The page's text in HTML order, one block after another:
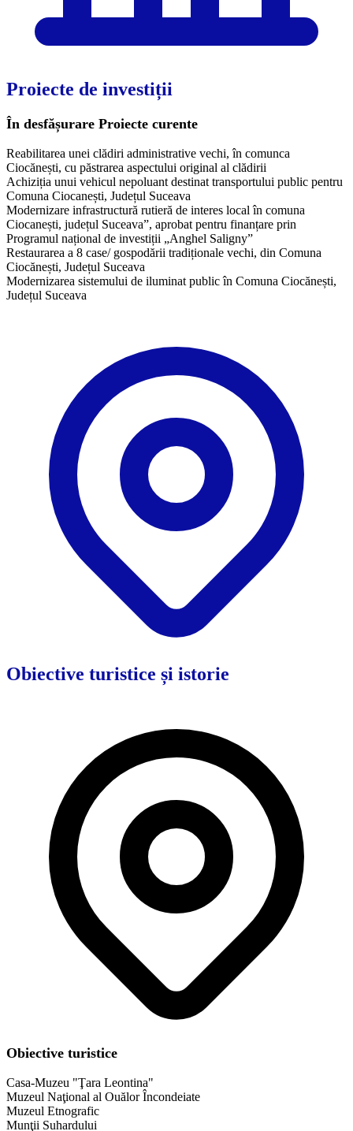
Proiecte de investiții
În desfășurare Proiecte curente
Reabilitarea unei clădiri administrative vechi, în comunca
Ciocănești, cu păstrarea aspectului original al clădirii
Achiziția unui vehicul nepoluant destinat transportului public pentru
Comuna Ciocanești, Județul Suceava
Modernizare infrastructură rutieră de interes local în comuna
Ciocanești, județul Suceava”, aprobat pentru finanțare prin
Programul național de investiții „Anghel Saligny”
Restaurarea a 8 case/ gospodării tradiționale vechi, din Comuna
Ciocănești, Județul Suceava
Modernizarea sistemului de iluminat public în Comuna Ciocănești,
Județul Suceava
Obiective turistice și istorie
Obiective turistice
Casa-Muzeu "Ţara Leontina"
Muzeul Naţional al Ouălor Încondeiate
Muzeul Etnografic
Munţii Suhardului